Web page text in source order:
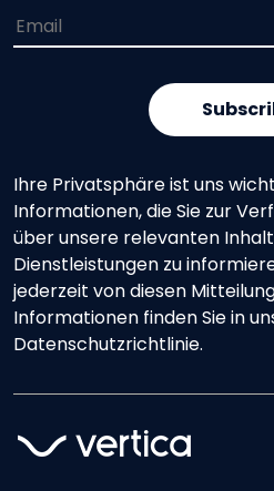
Ihre Privatsphäre ist uns
Informationen, die Sie zur
über unsere relevanten
Dienstleistungen zu
jederzeit von diesen
Informationen finden Sie in
Datenschutzrichtlinie.